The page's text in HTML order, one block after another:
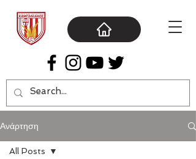
Ανάρτηση
All Posts